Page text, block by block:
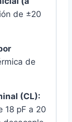
de ±20
de
(CL):
18 pF a 20